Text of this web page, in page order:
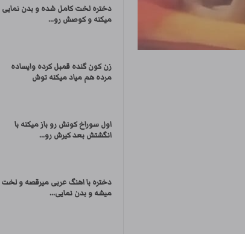
دختره لخت کامل شده و بدن نمایی
میکنه و کوصش رو...
زن کون گنده قمبل کرده وایساده
مرده هم میاد میکنه توش
اول سوراخ کونش رو باز میکنه با
انگشتش بعد کیرش رو...
دختره با اهنگ عربی میرقصه و لخت
میشه و بدن نمایی...